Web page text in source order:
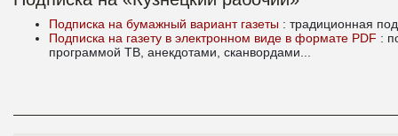
Подписка на бумажный вариант газеты : традиционная
Подписка на газету в электронном виде в формате PDF :
программой ТВ, анекдотами, сканвордами...